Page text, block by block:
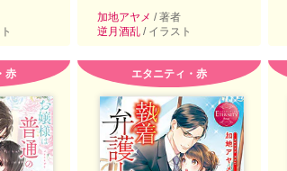
加地アヤメ / 著者
逆月酒乱 / イラスト
赤 エタニティ・赤